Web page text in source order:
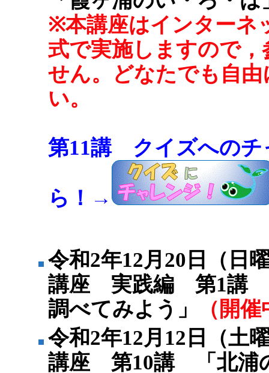
※本講座はインターネ
式で実施しますので
せん。どなたでも自
い。
第11講 クイズへのチ
ら！→
令和2年12月20日（日
講座 実践編 第1講
調べてみよう」
（開
令和2年12月12日（土
講座 第10講 「北浦